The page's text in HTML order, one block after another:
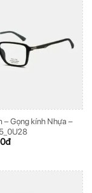
– Gọng kính Nhựa –
đ